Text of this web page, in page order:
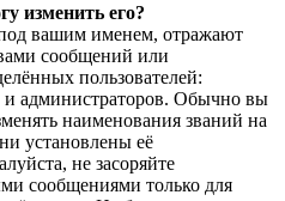
изменить его?
вашим именем, отражают
сообщений или
пользователей:
и администраторов. Обычно вы
наименования званий на
установлены её
не засоряйте
сообщениями только для